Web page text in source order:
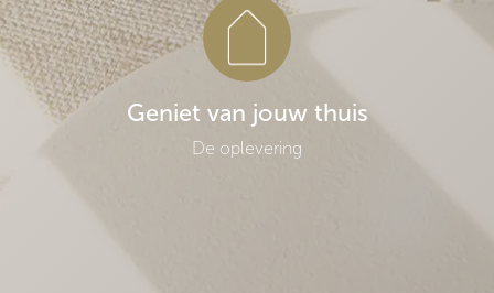
Geniet van jouw thuis
De oplevering